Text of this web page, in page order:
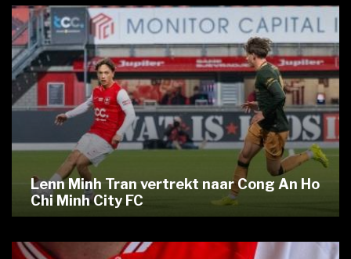
Lenn Minh Tran vertrekt naar Cong An Ho
Chi Minh City FC